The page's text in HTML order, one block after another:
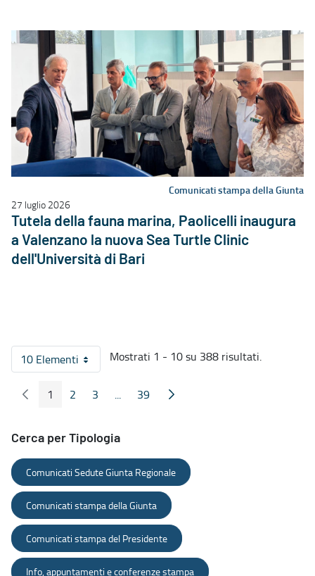
Comunicati stampa della Giunta
27 luglio 2026
Tutela della fauna marina, Paolicelli inaugura
a Valenzano la nuova Sea Turtle Clinic
dell'Università di Bari
10 ElementiPer pagina
Mostrati 1 - 10 su 388 risultati.
Pagina Precedente
Pagina
1 Pagina
2 Pagina
3 ...
Pagine intermedie
Pagina
39 Pagina Seguente
Cerca per Tipologia
Comunicati Sedute Giunta Regionale
Comunicati stampa della Giunta
Comunicati stampa del Presidente
Info, appuntamenti e conferenze stampa